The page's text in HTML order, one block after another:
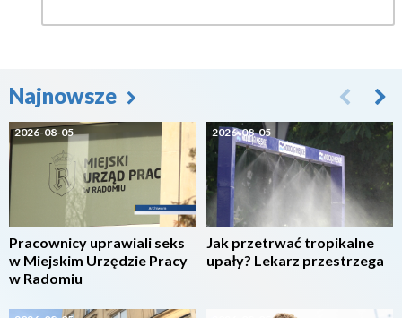
Najnowsze
2026-08-05
Pracownicy uprawiali seks
w Miejskim Urzędzie Pracy
w Radomiu
2026-08-05
Jak przetrwać tropikalne
upały? Lekarz przestrzega